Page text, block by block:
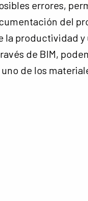
errores,
del
la productividad y
de BIM,
de los